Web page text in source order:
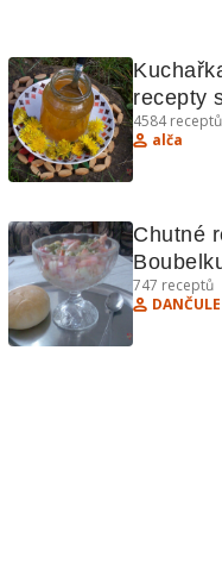
recepty
zeleninou
4584receptů
alča
Chutné
747 receptů
DANČULE